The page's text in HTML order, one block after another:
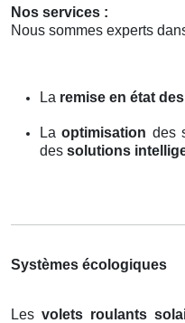
Nos services :
Nous sommes experts
La remise en état
Laoptimisation des
des solutions
Systèmes écologiques
Les volets roulants